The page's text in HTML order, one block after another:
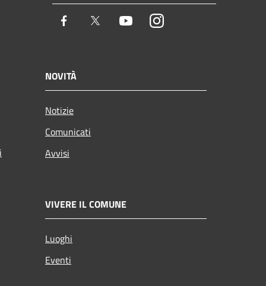
Facebook Twitter YoutubeInstagram
NOVITÀ
Notizie
Comunicati
Avvisi
VIVERE IL COMUNE
Luoghi
Eventi